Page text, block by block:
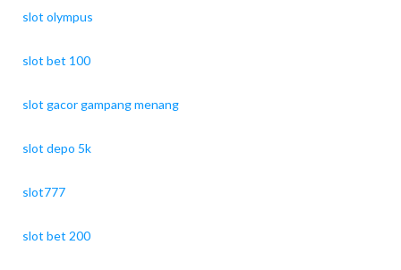
slot olympus
slot bet 100
slot gacor gampang menang
slot depo 5k
slot777
slot bet 200